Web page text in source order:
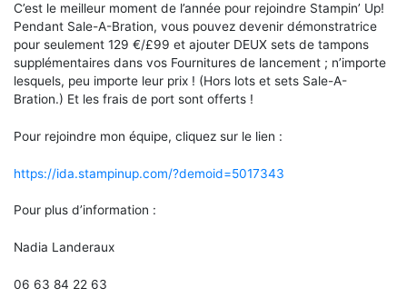
C’est le meilleur moment de l’année pour rejoindre Stampin’ Up!
Pendant Sale-A-Bration, vous pouvez devenir démonstratrice
pour seulement 129 €/£99 et ajouter DEUX sets de tampons
supplémentaires dans vos Fournitures de lancement ; n’importe
lesquels, peu importe leur prix ! (Hors lots et sets Sale-A-
Bration.) Et les frais de port sont offerts !
Pour rejoindre mon équipe, cliquez sur le lien :
https://ida.stampinup.com/?demoid=5017343
Pour plus d’information :
Nadia Landeraux
06 63 84 22 63